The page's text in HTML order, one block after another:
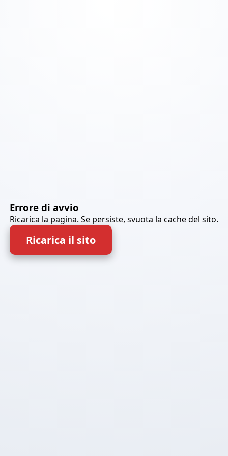
Errore di avvio
Ricarica la pagina. Se persiste, svuota la cache del sito.
Ricarica il sito